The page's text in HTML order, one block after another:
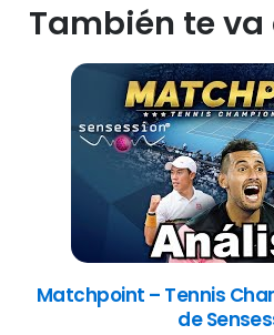
También te
Matchpoint – Tennis
de